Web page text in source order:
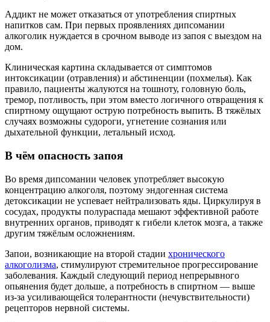
Аддикт не может отказаться от употребления спиртных
напитков сам. При первых проявлениях дипсомании
алкоголик нуждается в срочном выводе из запоя с выездом на
дом.
Клиническая картина складывается от симптомов
интоксикации (отравления) и абстиненции (похмелья). Как
правило, пациенты жалуются на тошноту, головную боль,
тремор, потливость, при этом вместо логичного отвращения к
спиртному ощущают острую потребность выпить. В тяжёлых
случаях возможны судороги, угнетение сознания или
дыхательной функции, летальный исход.
В чём опасность запоя
Во время дипсомании человек употребляет высокую
концентрацию алкоголя, поэтому эндогенная система
детоксикации не успевает нейтрализовать яды. Циркулируя в
сосудах, продукты полураспада мешают эффективной работе
внутренних органов, приводят к гибели клеток мозга, а также
другим тяжёлым осложнениям.
Запои, возникающие на второй стадии хронического
алкоголизма, стимулируют стремительное прогрессирование
заболевания. Каждый следующий период непрерывного
опьянения будет дольше, а потребность в спиртном — выше
из-за усиливающейся толерантности (нечувствительности)
рецепторов нервной системы.